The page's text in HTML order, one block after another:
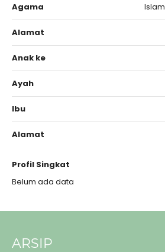
Agama Islam
Alamat
Anak ke
Ayah
Ibu
Alamat
Profil Singkat
Belum ada data
ARSIP